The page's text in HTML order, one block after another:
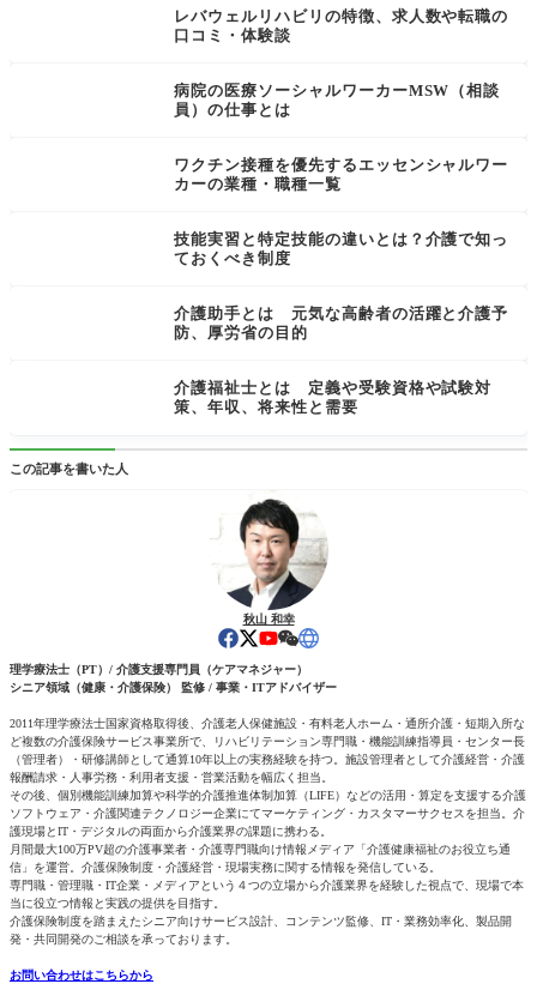
レバウェルリハビリの特徴、求人数や転職の
口コミ・体験談
病院の医療ソーシャルワーカーMSW（相談
員）の仕事とは
ワクチン接種を優先するエッセンシャルワー
カーの業種・職種一覧
技能実習と特定技能の違いとは？介護で知っ
ておくべき制度
介護助手とは 元気な高齢者の活躍と介護予
防、厚労省の目的
介護福祉士とは 定義や受験資格や試験対
策、年収、将来性と需要
この記事を書いた人
秋山 和幸
理学療法士（PT）/ 介護支援専門員（ケアマネジャー）
シニア領域（健康・介護保険） 監修 / 事業・ITアドバイザー
2011年理学療法士国家資格取得後、介護老人保健施設・有料老人ホーム・通所介護・短期入所な
ど複数の介護保険サービス事業所で、リハビリテーション専門職・機能訓練指導員・センター長
（管理者）・研修講師として通算10年以上の実務経験を持つ。施設管理者として介護経営・介護
報酬請求・人事労務・利用者支援・営業活動を幅広く担当。
その後、個別機能訓練加算や科学的介護推進体制加算（LIFE）などの活用・算定を支援する介護
ソフトウェア・介護関連テクノロジー企業にてマーケティング・カスタマーサクセスを担当。介
護現場とIT・デジタルの両面から介護業界の課題に携わる。
月間最大100万PV超の介護事業者・介護専門職向け情報メディア「介護健康福祉のお役立ち通
信」を運営。介護保険制度・介護経営・現場実務に関する情報を発信している。
専門職・管理職・IT企業・メディアという４つの立場から介護業界を経験した視点で、現場で本
当に役立つ情報と実践の提供を目指す。
介護保険制度を踏まえたシニア向けサービス設計、コンテンツ監修、IT・業務効率化、製品開
発・共同開発のご相談を承っております。
お問い合わせはこちらから